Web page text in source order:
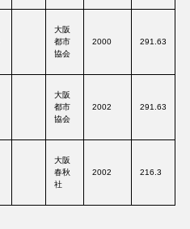
大阪
都市
協会
2000 291.63
大阪
都市
協会
2002 291.63
大阪
春秋
社
2002 216.3